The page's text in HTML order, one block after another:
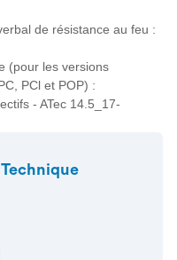
de résistance au feu :
(pour les versions
PCl et POP) :
- ATec 14.5_17-